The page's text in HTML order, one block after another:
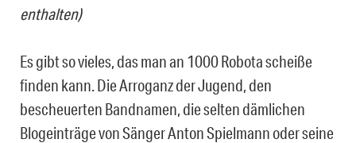
enthalten)
Es gibt so vieles, das man an 1000 Robota scheiße
finden kann. Die Arroganz der Jugend, den
bescheuerten Bandnamen, die selten dämlichen
Blogeinträge von Sänger Anton Spielmann oder seine